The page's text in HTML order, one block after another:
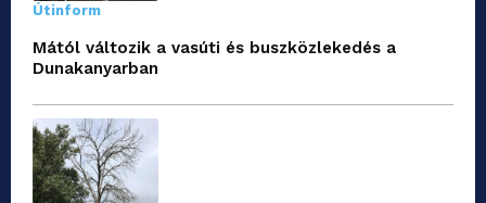
Útinform
Mától változik a vasúti és buszközlekedés a
Dunakanyarban